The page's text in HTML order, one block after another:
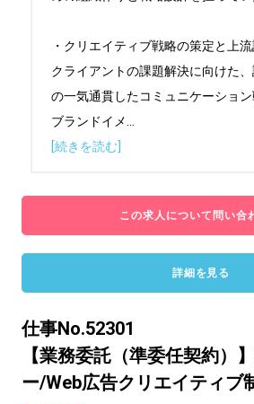
・クリエイティブ戦略の策定と上
クライアントの課題解決に向けた
の一気通貫したコミュニケーショ
ブランドイメ
[続きを読む]
この求人について問い合
詳細を見る
仕事No.52301
【業務委託（準委任契約）
ー/Web広告クリエイティブ